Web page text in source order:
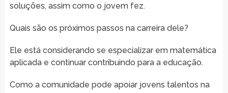
soluções, assim como o jovem fez.
Quais são os próximos passos na carreira dele?
Ele está considerando se especializar em matemática
aplicada e continuar contribuindo para a educação.
Como a comunidade pode apoiar jovens talentos na